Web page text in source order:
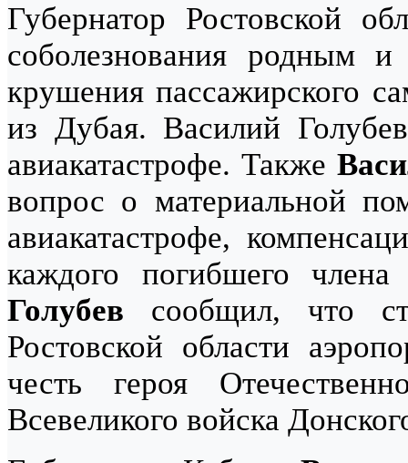
Губернатор Ростовской
соболезнования родным
крушения пассажирского
из Дубая. Василий
авиакатастрофе. Также
вопрос о материальной
авиакатастрофе,
каждого погибшего
Голубев сообщил, что
Ростовской области
честь героя
Всевеликого войска